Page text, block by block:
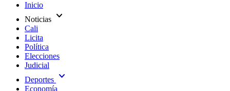
Inicio
Noticias expand_more
Cali
Licita
Política
Elecciones
Judicial
Deportes expand_more
Economía